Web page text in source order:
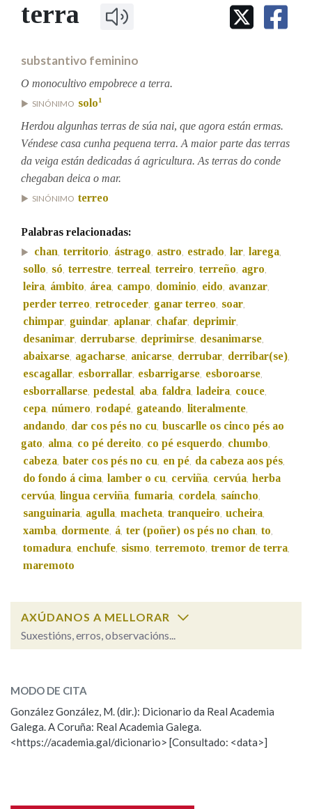
IDENTIDADE CORPORATIVA
MARCIAL DEL ADALID
FIGURAS HOMENAXEADAS
PRIMAVERA DAS LETRAS
Facebook
TwitterYoutubeInstagram
Bluesky
BUSCAR NOS LEMAS
Remata por
Nos exemplos
Na fraseoloxía
OUTRAS OPCIÓNS DE BUSCA
Marcas gramaticais
Pertence a
LIMPAR BUSCA
terra
substantivo feminino
O monocultivo empobrece a terra.
SINÓNIMO solo1
Herdou algunhas terras de súa nai, que agora están ermas.
Véndese casa cunha pequena terra. A maior parte das terras
da veiga están dedicadas á agricultura. As terras do conde
chegaban deica o mar.
SINÓNIMO terreo
Palabras relacionadas:
chan, territorio, ástrago, astro, estrado, lar, larega,
sollo, só, terrestre, terreal, terreiro, terreño, agro,
leira, ámbito, área, campo, dominio, eido, avanzar,
perder terreo, retroceder, ganar terreo, soar,
chimpar, guindar, aplanar, chafar, deprimir,
desanimar, derrubarse, deprimirse, desanimarse,
abaixarse, agacharse, anicarse, derrubar, derribar(se),
escagallar, esborrallar, esbarrigarse, esboroarse,
esborrallarse, pedestal, aba, faldra, ladeira, couce,
cepa, número, rodapé, gateando, literalmente,
andando, dar cos pés no cu, buscarlle os cinco pés ao
gato, alma, co pé dereito, co pé esquerdo, chumbo,
cabeza, bater cos pés no cu, en pé, da cabeza aos pés,
do fondo á cima, lamber o cu, cerviña, cervúa, herba
cervúa, lingua cerviña, fumaria, cordela, saíncho,
sanguinaria, agulla, macheta, tranqueiro, ucheira,
xamba, dormente, á, ter (poñer) os pés no chan, to,
tomadura, enchufe, sismo, terremoto, tremor de terra,
maremoto
AXÚDANOS A MELLORAR
Suxestións, erros, observacións...
ESCOLLE UNHA OPCIÓN:
Observación Hai un erro na palabra
Propoño mellorar a definición
MODO DE CITA
González González, M. (dir.): Dicionario da Real Academia
Galega. A Coruña: Real Academia Galega.
<https://academia.gal/dicionario> [Consultado: <data>]